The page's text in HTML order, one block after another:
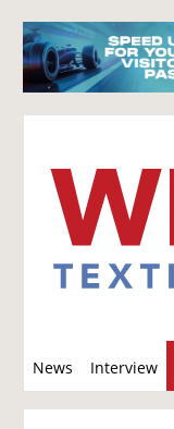
News Interview